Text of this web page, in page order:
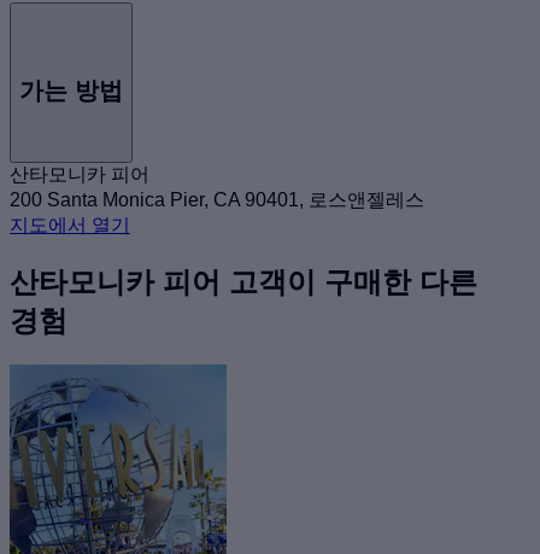
가는 방법
산타모니카 피어
200 Santa Monica Pier, CA 90401, 로스앤젤레스
지도에서 열기
산타모니카 피어 고객이 구매한 다른
경험